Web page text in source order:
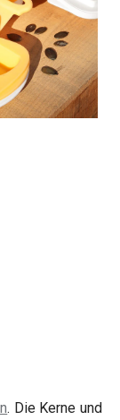
. Die Kerne und